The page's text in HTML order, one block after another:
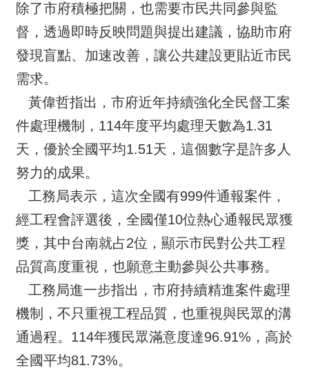
除了市府積極把關，也需要市民共同參與監
督，透過即時反映問題與提出建議，協助市府
發現盲點、加速改善，讓公共建設更貼近市民
需求。
黃偉哲指出，市府近年持續強化全民督工案
件處理機制，114年度平均處理天數為1.31
天，優於全國平均1.51天，這個數字是許多人
努力的成果。
工務局表示，這次全國有999件通報案件，
經工程會評選後，全國僅10位熱心通報民眾獲
獎，其中台南就占2位，顯示市民對公共工程
品質高度重視，也願意主動參與公共事務。
工務局進一步指出，市府持續精進案件處理
機制，不只重視工程品質，也重視與民眾的溝
通過程。114年獲民眾滿意度達96.91%，高於
全國平均81.73%。